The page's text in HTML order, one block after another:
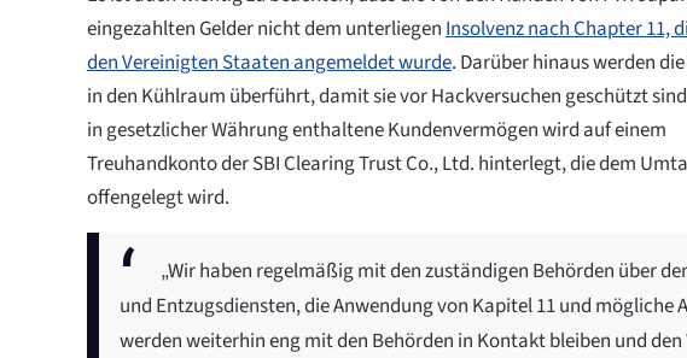
eingezahlten Gelder nicht dem unterliegenInsolvenz nach Chapter 11,
den Vereinigten Staaten angemeldet wurde. Darüber hinaus werden
in den Kühlraum überführt, damit sie vor Hackversuchen geschützt
in gesetzlicher Währung enthaltene Kundenvermögen wird auf einem
Treuhandkonto der SBI Clearing Trust Co., Ltd. hinterlegt, die dem
offengelegt wird.
„Wir haben regelmäßig mit den zuständigen Behörden über
und Entzugsdiensten, die Anwendung von Kapitel 11 und
werden weiterhin eng mit den Behörden in Kontakt bleiben und